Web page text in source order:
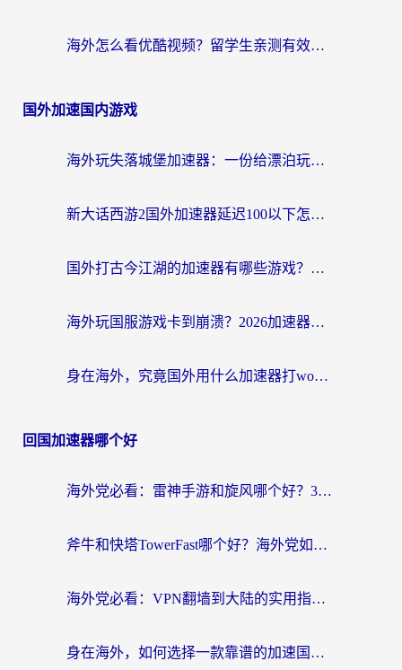
海外怎么看优酷视频？留学生亲测有效的回国加速器选择指南
国外加速国内游戏
海外玩失落城堡加速器：一份给漂泊玩家的网络自救指南
新大话西游2国外加速器延迟100以下怎么办？海外党实测有效的低延迟指南
国外打古今江湖的加速器有哪些游戏？一个海外玩家的终极选择指南
海外玩国服游戏卡到崩溃？2026加速器免费推荐+实用指南（亲测有效）
身在海外，究竟国外用什么加速器打wow好？
回国加速器哪个好
海外党必看：雷神手游和旋风哪个好？3分钟选对回国加速器，无缝刷国内剧玩游戏
斧牛和快塔TowerFast哪个好？海外党如何选对回国加速器
海外党必看：VPN翻墙到大陆的实用指南——从看CCTV5到选加速器，一篇全搞定
身在海外，如何选择一款靠谱的加速国内网络的加速器？